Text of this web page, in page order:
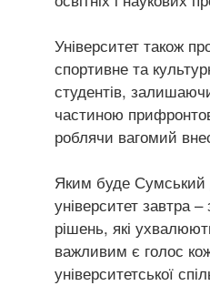
Університет також
спортивне та
студентів,
частиною
роблячи вагомий
Яким буде Сумський
університет завтра
рішень, які
важливим є голос
університетської